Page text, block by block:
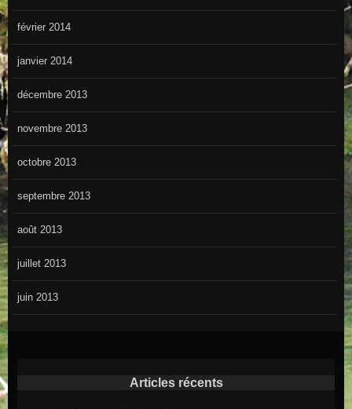
février 2014
janvier 2014
décembre 2013
novembre 2013
octobre 2013
septembre 2013
août 2013
juillet 2013
juin 2013
Articles récents